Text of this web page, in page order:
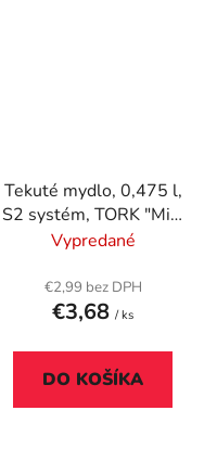
Tekuté mydlo, 0,475 l,
S2 systém, TORK "Mini
pipere", svetlomodrá
Vypredané
€2,99 bez DPH
€3,68 / ks
DO KOŠÍKA